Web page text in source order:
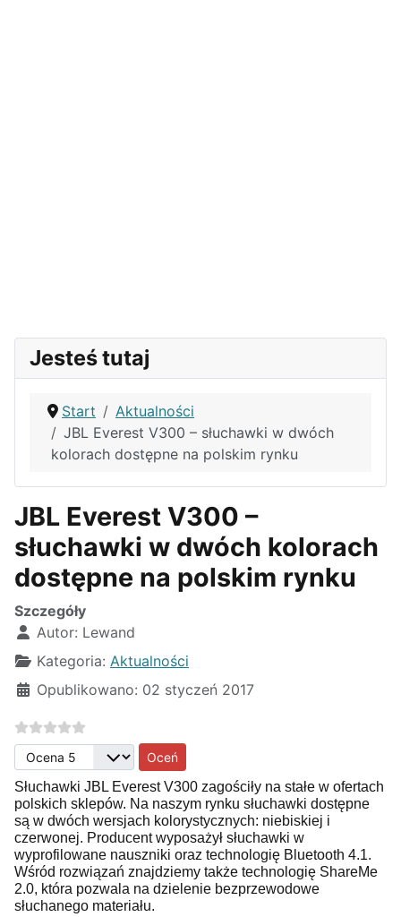
Jesteś tutaj
Start
Aktualności
JBL Everest V300 – słuchawki w dwóch
kolorach dostępne na polskim rynku
JBL Everest V300 –
słuchawki w dwóch kolorach
dostępne na polskim rynku
Szczegóły
Autor: Lewand
Kategoria: Aktualności
Opublikowano: 02 styczeń 2017
Proszę, oceń
Słuchawki JBL Everest V300 zagościły na stałe w ofertach
polskich sklepów. Na naszym rynku słuchawki dostępne
są w dwóch wersjach kolorystycznych: niebiskiej i
czerwonej. Producent wyposażył słuchawki w
wyprofilowane nauszniki oraz technologię Bluetooth 4.1.
Wśród rozwiązań znajdziemy także technologię ShareMe
2.0, która pozwala na dzielenie bezprzewodowe
słuchanego materiału.